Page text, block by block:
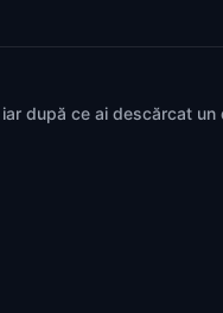
după ce ai descărcat